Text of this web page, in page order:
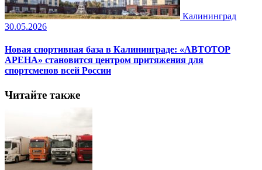
Калининград
30.05.2026
Новая спортивная база в Калининграде: «АВТОТОР
АРЕНА» становится центром притяжения для
спортсменов всей России
Читайте также